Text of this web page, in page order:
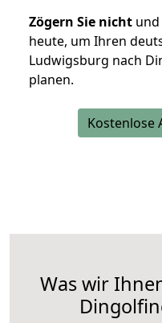
Zögern Sie nicht
heute, um Ihren
Ludwigsburg nach
planen.
Kostenlose
Was wir